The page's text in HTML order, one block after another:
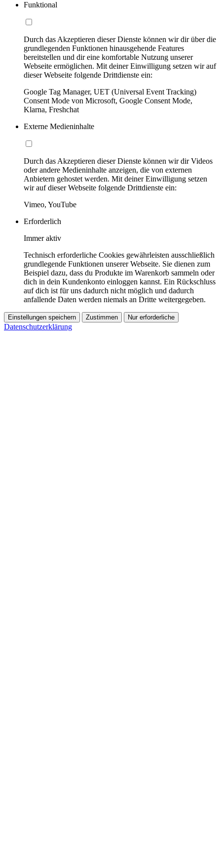
Funktional
Durch das Akzeptieren dieser Dienste können wir dir über die
grundlegenden Funktionen hinausgehende Features
bereitstellen und dir eine komfortable Nutzung unserer
Webseite ermöglichen. Mit deiner Einwilligung setzen wir auf
dieser Webseite folgende Drittdienste ein:
Google Tag Manager, UET (Universal Event Tracking)
Consent Mode von Microsoft, Google Consent Mode,
Klarna, Freshchat
Externe Medieninhalte
Durch das Akzeptieren dieser Dienste können wir dir Videos
oder andere Medieninhalte anzeigen, die von externen
Anbietern gehostet werden. Mit deiner Einwilligung setzen
wir auf dieser Webseite folgende Drittdienste ein:
Vimeo, YouTube
Erforderlich
Immer aktiv
Technisch erforderliche Cookies gewährleisten ausschließlich
grundlegende Funktionen unserer Webseite. Sie dienen zum
Beispiel dazu, dass du Produkte im Warenkorb sammeln oder
dich in dein Kundenkonto einloggen kannst. Ein Rückschluss
auf dich ist für uns dadurch nicht möglich und dadurch
anfallende Daten werden niemals an Dritte weitergegeben.
Einstellungen speichern Zustimmen Nur erforderliche
Datenschutzerklärung